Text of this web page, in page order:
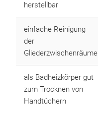
herstellbar
einfache Reinigung
der
Gliederzwischenräume
als Badheizkörper gut
zum Trocknen von
Handtüchern